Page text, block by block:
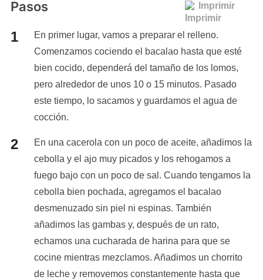
Imprimir
Pasos
En primer lugar, vamos a preparar el relleno.
Comenzamos cociendo el bacalao hasta que esté
bien cocido, dependerá del tamaño de los lomos,
pero alrededor de unos 10 o 15 minutos. Pasado
este tiempo, lo sacamos y guardamos el agua de
cocción.
En una cacerola con un poco de aceite, añadimos la
cebolla y el ajo muy picados y los rehogamos a
fuego bajo con un poco de sal. Cuando tengamos la
cebolla bien pochada, agregamos el bacalao
desmenuzado sin piel ni espinas. También
añadimos las gambas y, después de un rato,
echamos una cucharada de harina para que se
cocine mientras mezclamos. Añadimos un chorrito
de leche y removemos constantemente hasta que